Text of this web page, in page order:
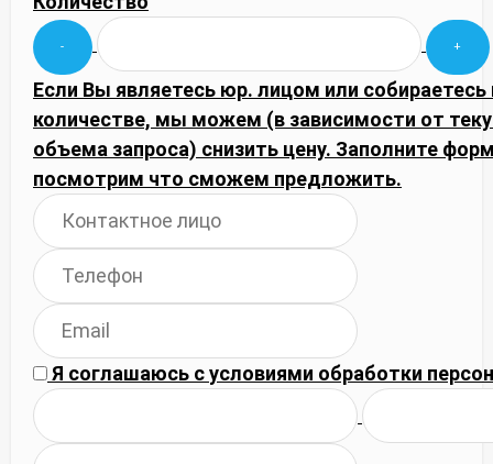
Если Вы являетесь юр. лицом или
количестве, мы можем (в зависимости от
объема запроса) снизить цену. Заполните
посмотрим что сможем предложить.
Я соглашаюсь сусловиями обработки